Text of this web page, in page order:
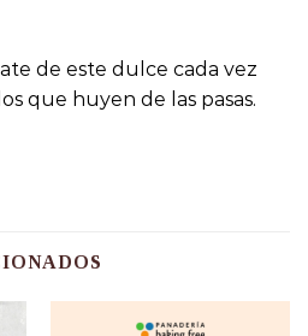
de este dulce cada vez
que huyen de las pasas.